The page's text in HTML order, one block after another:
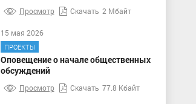
Просмотр Скачать 2 Мбайт
15 мая 2026
ПРОЕКТЫ
Оповещение о начале общественных
обсуждений
Просмотр Скачать 77.8 Кбайт